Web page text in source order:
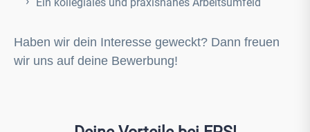
Haben wir dein Interesse geweckt? Dann freuen
wir uns auf deine Bewerbung!